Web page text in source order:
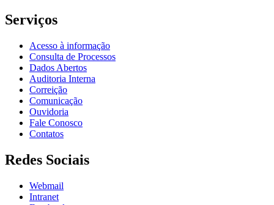
Serviços
Acesso à informação
Consulta de Processos
Dados Abertos
Auditoria Interna
Correição
Comunicação
Ouvidoria
Fale Conosco
Contatos
Redes Sociais
Webmail
Intranet